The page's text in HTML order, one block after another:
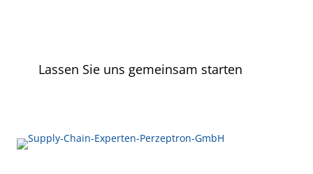
Lassen Sie uns gemeinsam starten